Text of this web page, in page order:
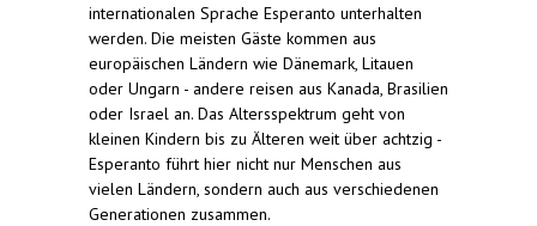
internationalen Sprache Esperanto unterhalten
werden. Die meisten Gäste kommen aus
europäischen Ländern wie Dänemark, Litauen
oder Ungarn - andere reisen aus Kanada, Brasilien
oder Israel an. Das Altersspektrum geht von
kleinen Kindern bis zu Älteren weit über achtzig -
Esperanto führt hier nicht nur Menschen aus
vielen Ländern, sondern auch aus verschiedenen
Generationen zusammen.